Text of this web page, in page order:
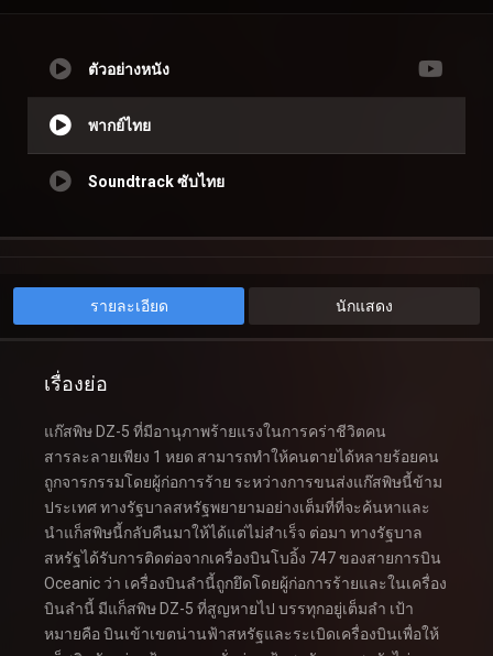
ตัวอย่างหนัง
พากย์ไทย
Soundtrack ซับไทย
รายละเอียด นักแสดง
เรื่องย่อ
แก๊สพิษ DZ-5 ที่มีอานุภาพร้ายแรงในการคร่าชีวิตคน
สารละลายเพียง 1 หยด สามารถทำให้คนตายได้หลายร้อยคน
ถูกจารกรรมโดยผู้ก่อการร้าย ระหว่างการขนส่งแก๊สพิษนี้ข้าม
ประเทศ ทางรัฐบาลสหรัฐพยายามอย่างเต็มที่ที่จะค้นหาและ
นำแก็สพิษนี้กลับคืนมาให้ได้แต่ไม่สำเร็จ ต่อมา ทางรัฐบาล
สหรัฐได้รับการติดต่อจากเครื่องบินโบอิ้ง 747 ของสายการบิน
Oceanic ว่า เครื่องบินลำนี้ถูกยึดโดยผู้ก่อการร้ายและในเครื่อง
บินลำนี้ มีแก็สพิษ DZ-5 ที่สูญหายไป บรรทุกอยู่เต็มลำ เป้า
หมายคือ บินเข้าเขตน่านฟ้าสหรัฐและระเบิดเครื่องบินเพื่อให้